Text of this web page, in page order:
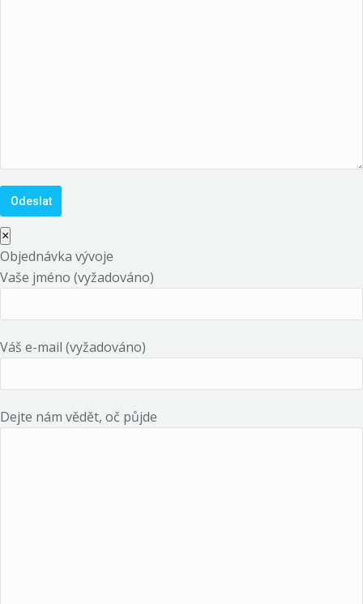
×
Objednávka vývoje
Vaše jméno (vyžadováno)
Váš e-mail (vyžadováno)
Dejte nám vědět, oč půjde